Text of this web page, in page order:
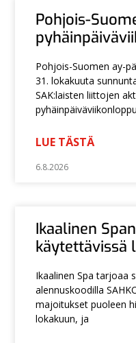
Pohjois-
Pohjois-Suomen ay-
31. lokakuuta
SAK:laisten liittojen
LUE TÄSTÄ
6.8.2026
Ikaalinen
käytettävissä
Ikaalinen Spa tarjoaa
alennuskoodilla
majoitukset puoleen
lokakuun, ja